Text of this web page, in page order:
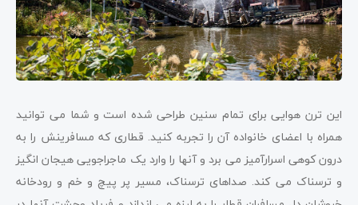
این ترن هوایی برای تمام سنین طراحی شده است و شما می توانید
همراه با اعضای خانواده آن را تجربه کنید. قطاری که مسافرینش را به
درون کوهی اسرارآمیز می برد و آنها را وارد یک ماجراجویی هیجان انگیز
و ترسناک می کند. صداهای ترسناک، مسیر پر پیچ و خم و رودخانه